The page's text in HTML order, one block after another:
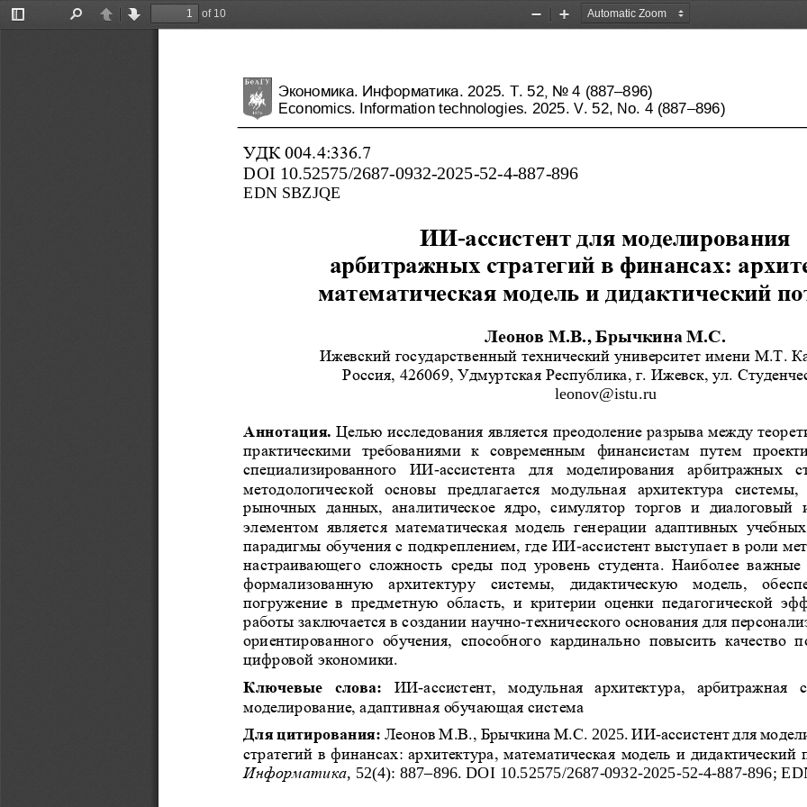
Toggle
PreviousNext
of 10
Zoom
Zoom
Экономика. Информатика . 2025 Т. 52, No 4 (887–896)
Economics. Information technologies. 2025 . V. 52, No. 4 (887–896)
УДК 004.4:336.7
DOI 10.52575/2687-0932-2025-52-4-887-896
EDN SBZJQE
ИИ-ассистент для моделирования
арбитражных стратегий в финансах:
математическая модель и дидактический
Леонов М.В., Брычкина М.С.
Ижевский государственный технический университет имени М.Т.
Россия, 426069, Удмуртская Республика, г. Ижевск, ул.
leonov@istu ru
Аннотация. Целью исследования является преодоление разрыва между
практическими  требованиями  к  современным
финансистам  путем
специализированного  ИИ-ассистента  для  моделирования  арбитражных
методологической  основы  предлагается  модульная  архитектура
рыночных  данных,  аналитическое  ядро,  симулятор  торгов  и  диалоговый
элементом  является  математическая  модель  генерации  адаптивных
парадигмы обучения с подкреплением, где ИИ-ассистент выступает в роли
настраивающего  сложность  среды  под  уровень  студента.  Наиболее
формализованную  архитектуру  системы,  дидактическую  модель,
погружение  в  предметную  область,  и  критерии  оценки  педагогической
работы заключается в создании научно-технического основания для
ориентированного  обучения,  способного  кардинально  повысить  качество
цифровой экономики.
Ключевые  слова:
ИИ-ассистент,  модульная  архитектура,  арбитражная
моделирование, адаптивная обучающая система
Для цитирования: Леонов М.В., Брычкина М.С. 2025. ИИ-ассистент для
стратегий в финансах: архитектура, математическая модель и дидактический
Информатика , 52(4): 887–896 . DOI 10.52575/2687-0932-2025-52-4-887-896;